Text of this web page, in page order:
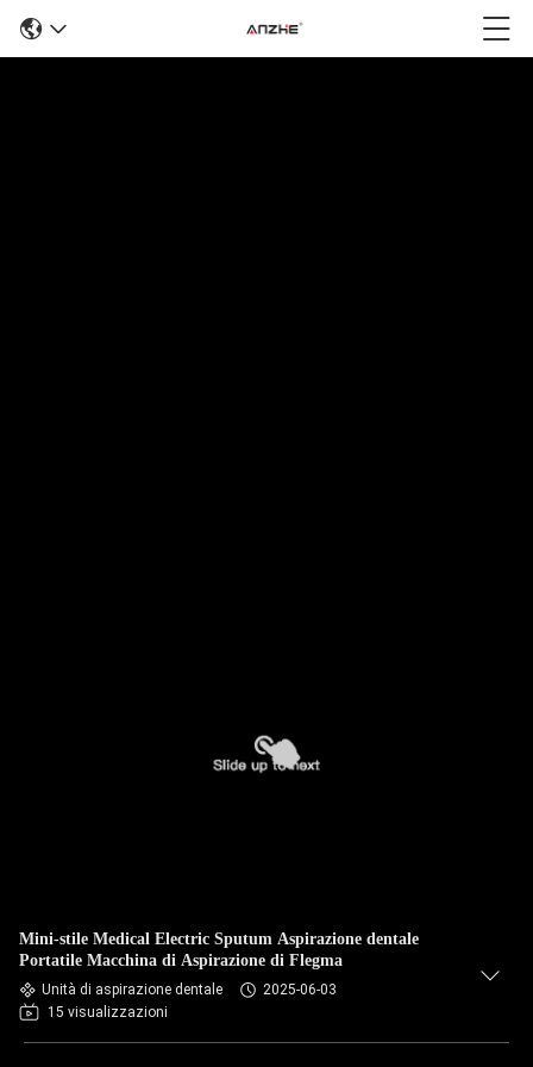
Mini-stile Medical Electric Sputum Aspirazione dentale
Portatile Macchina di Aspirazione di Flegma
Unità di aspirazione dentale
2025-06-03
15 visualizzazioni